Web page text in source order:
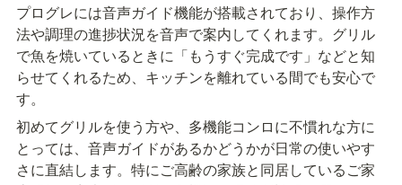
プログレには音声ガイド機能が搭載されており、操作方
法や調理の進捗状況を音声で案内してくれます。グリル
で魚を焼いているときに「もうすぐ完成です」などと知
らせてくれるため、キッチンを離れている間でも安心で
す。
初めてグリルを使う方や、多機能コンロに不慣れな方に
とっては、音声ガイドがあるかどうかが日常の使いやす
さに直結します。特にご高齢の家族と同居しているご家